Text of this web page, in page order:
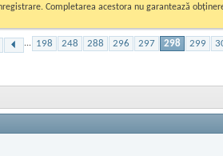
Completarea acestora nu garantează
... 198 248 288 296 297 298 299